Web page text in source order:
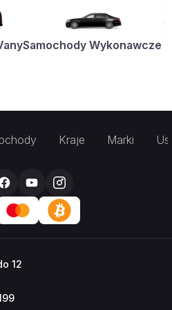
Samochody Wykonawcze
Kraje Marki
12